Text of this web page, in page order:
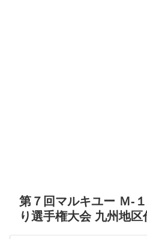
第７回マルキユー Ｍ-
り選手権大会 九州地